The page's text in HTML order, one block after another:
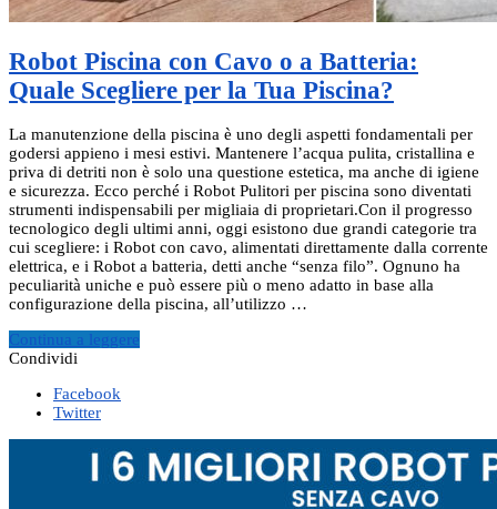
Robot Piscina con Cavo o a Batteria:
Quale Scegliere per la Tua Piscina?
La manutenzione della piscina è uno degli aspetti fondamentali per
godersi appieno i mesi estivi. Mantenere l’acqua pulita, cristallina e
priva di detriti non è solo una questione estetica, ma anche di igiene
e sicurezza. Ecco perché i Robot Pulitori per piscina sono diventati
strumenti indispensabili per migliaia di proprietari.Con il progresso
tecnologico degli ultimi anni, oggi esistono due grandi categorie tra
cui scegliere: i Robot con cavo, alimentati direttamente dalla corrente
elettrica, e i Robot a batteria, detti anche “senza filo”. Ognuno ha
peculiarità uniche e può essere più o meno adatto in base alla
configurazione della piscina, all’utilizzo …
Continua a leggere
Condividi
Facebook
Twitter